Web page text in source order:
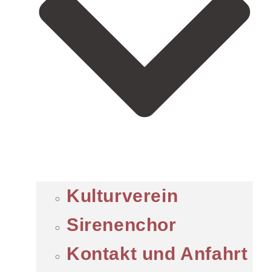
Kulturverein
Sirenenchor
Kontakt und Anfahrt